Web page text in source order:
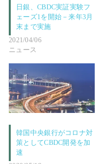
日銀、CBDC実証実験フ
ェーズ1を開始－来年3月
末まで実施
2021/04/06
ニュース
韓国中央銀行がコロナ対
策としてCBDC開発を加
速